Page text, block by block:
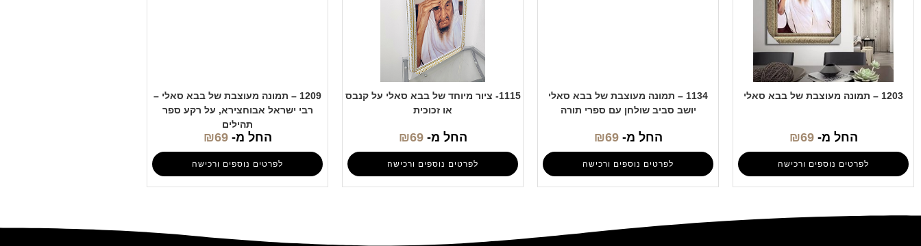
1203 – תמונה מעוצבת של בבא סאלי
החל מ- ₪69
לפרטים נוספים ורכישה
1134 – תמונה מעוצבת של בבא סאלי
יושב סביב שולחן עם ספרי תורה
החל מ- ₪69
לפרטים נוספים ורכישה
1115- ציור מיוחד של בבא סאלי על קנבס
או זכוכית
החל מ- ₪69
לפרטים נוספים ורכישה
1209 – תמונה מעוצבת של בבא סאלי –
רבי ישראל אבוחצירא, על רקע ספר
תהילים
החל מ- ₪69
לפרטים נוספים ורכישה